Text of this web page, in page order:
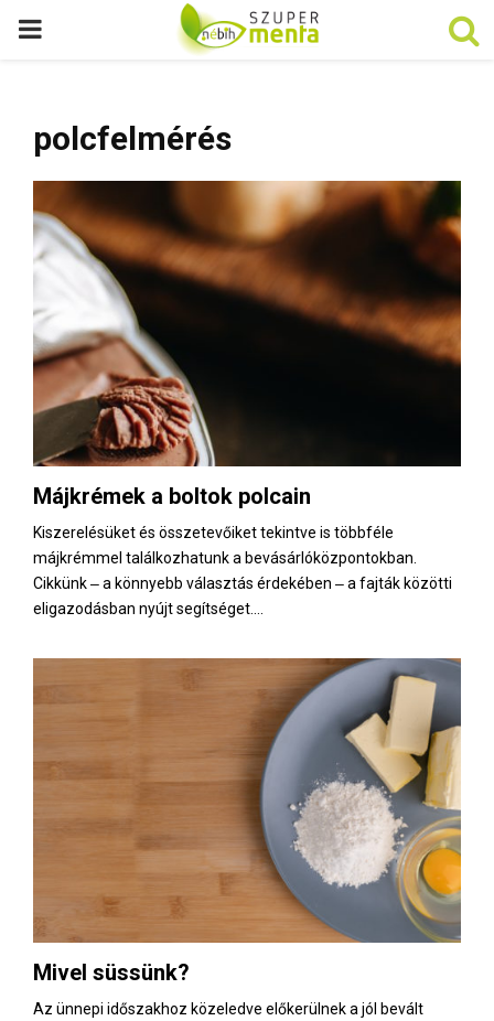
P
M
A
R
Y
N
polcfelmérés
Májkrémek a boltok polcain
Kiszerelésüket és összetevőiket tekintve is többféle
májkrémmel találkozhatunk a bevásárlóközpontokban.
Cikkünk ‒ a könnyebb választás érdekében ‒ a fajták közötti
eligazodásban nyújt segítséget....
Mivel süssünk?
Az ünnepi időszakhoz közeledve előkerülnek a jól bevált